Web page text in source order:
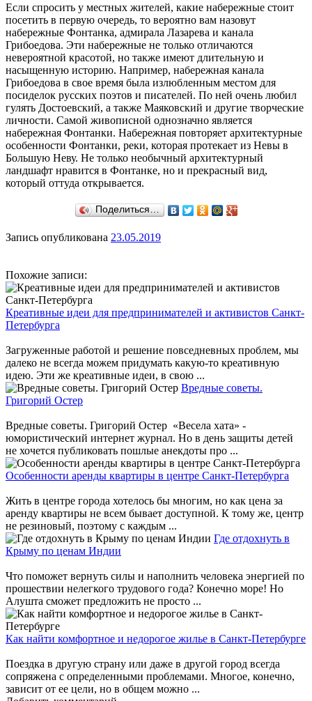
Если спросить у местных жителей, какие набережные стоит
посетить в первую очередь, то вероятно вам назовут
набережные Фонтанка, адмирала Лазарева и канала
Грибоедова. Эти набережные не только отличаются
невероятной красотой, но также имеют длительную и
насыщенную историю. Например, набережная канала
Грибоедова в свое время была излюбленным местом для
посиделок русских поэтов и писателей. По ней очень любил
гулять Достоевский, а также Маяковский и другие творческие
личности. Самой живописной однозначно является
набережная Фонтанки. Набережная повторяет архитектурные
особенности Фонтанки, реки, которая протекает из Невы в
Большую Неву. Не только необычный архитектурный
ландшафт нравится в Фонтанке, но и прекрасный вид,
который оттуда открывается.
Поделиться…
Запись опубликована 23.05.2019
Похожие записи:
Креативные идеи для предпринимателей и активистов Санкт-
Петербурга
Загруженные работой и решение повседневных проблем, мы
далеко не всегда можем придумать какую-то креативную
идею. Эти же креативные идеи, в свою ...
Вредные советы.
Григорий Остер
Вредные советы. Григорий Остер «Весела хата» -
юмористический интернет журнал. Но в день защиты детей
не хочется публиковать пошлые анекдоты про ...
Особенности аренды квартиры в центре Санкт-Петербурга
Жить в центре города хотелось бы многим, но как цена за
аренду квартиры не всем бывает доступной. К тому же, центр
не резиновый, поэтому с каждым ...
Где отдохнуть в
Крыму по ценам Индии
Что поможет вернуть силы и наполнить человека энергией по
прошествии нелегкого трудового года? Конечно море! Но
Алушта сможет предложить не просто ...
Как найти комфортное и недорогое жилье в Санкт-Петербурге
Поездка в другую страну или даже в другой город всегда
сопряжена с определенными проблемами. Многое, конечно,
зависит от ее цели, но в общем можно ...